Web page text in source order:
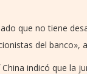
que no tiene
del banco»,
indicó que la